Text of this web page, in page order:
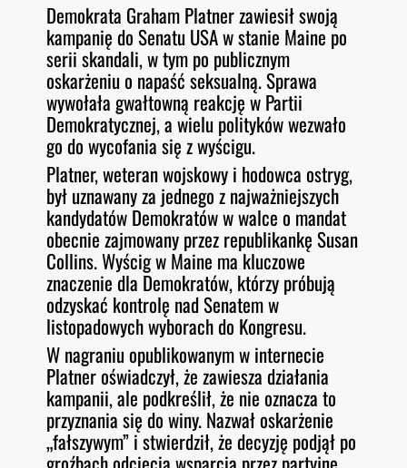
Demokrata Graham Platner zawiesił swoją
kampanię do Senatu USA w stanie Maine po
serii skandali, w tym po publicznym
oskarżeniu o napaść seksualną. Sprawa
wywołała gwałtowną reakcję w Partii
Demokratycznej, a wielu polityków wezwało
go do wycofania się z wyścigu.
Platner, weteran wojskowy i hodowca ostryg,
był uznawany za jednego z najważniejszych
kandydatów Demokratów w walce o mandat
obecnie zajmowany przez republikankę Susan
Collins. Wyścig w Maine ma kluczowe
znaczenie dla Demokratów, którzy próbują
odzyskać kontrolę nad Senatem w
listopadowych wyborach do Kongresu.
W nagraniu opublikowanym w internecie
Platner oświadczył, że zawiesza działania
kampanii, ale podkreślił, że nie oznacza to
przyznania się do winy. Nazwał oskarżenie
„fałszywym” i stwierdził, że decyzję podjął po